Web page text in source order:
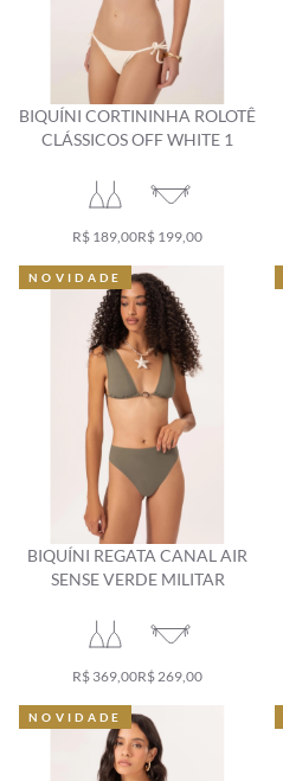
BIQUÍNI CORTININHA ROLOTÊ
CLÁSSICOS OFF WHITE 1
R$ 189,00R$ 199,00
BIQUÍNI REGATA CANAL AIR
SENSE VERDE MILITAR
R$ 369,00
NOVIDADE
R$ 269,00
NOVIDADE
NOVIDADE
NOVIDADE